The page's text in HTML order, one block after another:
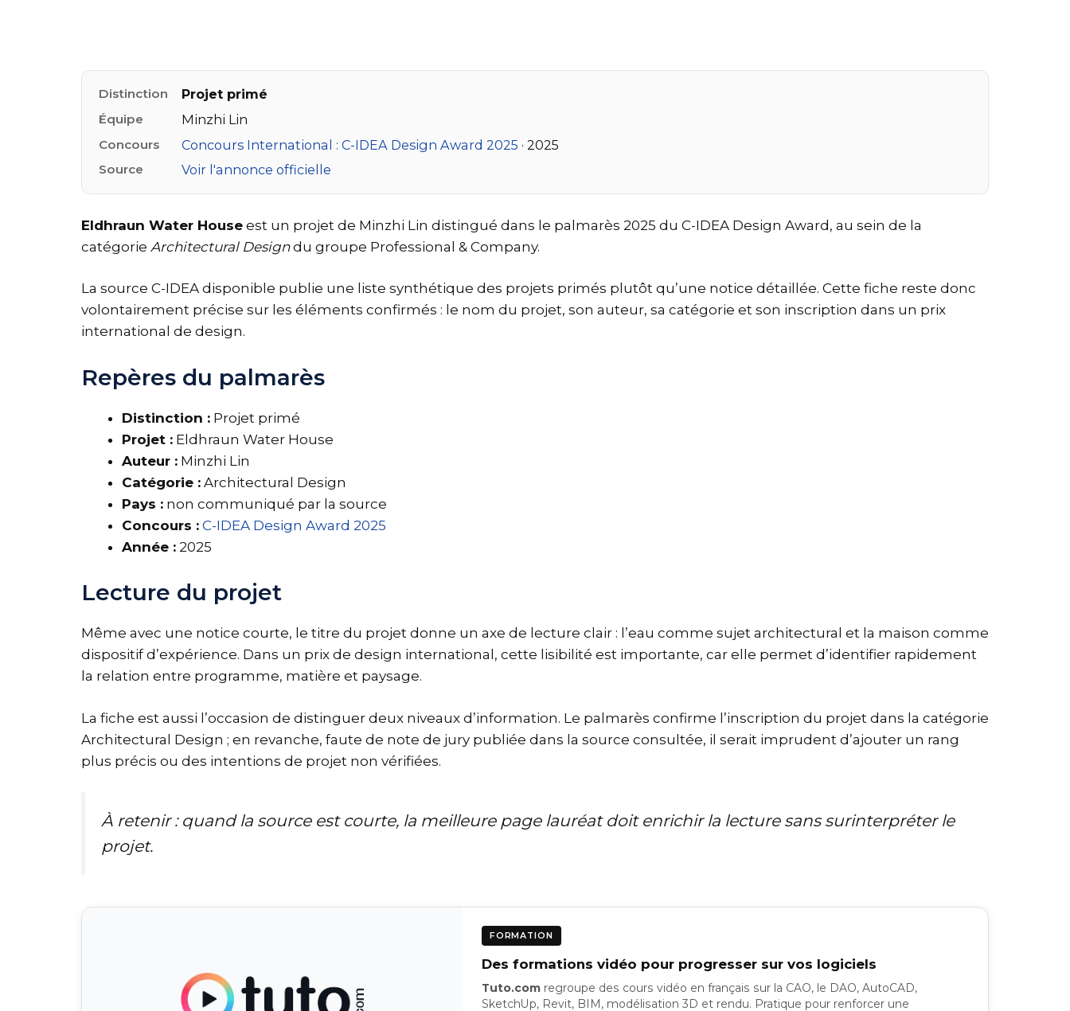
Distinction Projet primé
Équipe Minzhi Lin
Concours Concours International : C-IDEA Design Award 2025 · 2025
Source Voir l'annonce officielle
Eldhraun Water House est un projet de Minzhi Lin distingué dans le palmarès 2025 du C-IDEA Design Award, au sein de la
catégorie Architectural Designdu groupe Professional & Company.
La source C-IDEA disponible publie une liste synthétique des projets primés plutôt qu’une notice détaillée. Cette fiche reste donc
volontairement précise sur les éléments confirmés : le nom du projet, son auteur, sa catégorie et son inscription dans un prix
international de design.
Repères du palmarès
Distinction : Projet primé
Projet : Eldhraun Water House
Auteur : Minzhi Lin
Catégorie : Architectural Design
Pays : non communiqué par la source
Concours : C-IDEA Design Award 2025
Année : 2025
Lecture du projet
Même avec une notice courte, le titre du projet donne un axe de lecture clair : l’eau comme sujet architectural et la maison comme
dispositif d’expérience. Dans un prix de design international, cette lisibilité est importante, car elle permet d’identifier rapidement
la relation entre programme, matière et paysage.
La fiche est aussi l’occasion de distinguer deux niveaux d’information. Le palmarès confirme l’inscription du projet dans la catégorie
Architectural Design ; en revanche, faute de note de jury publiée dans la source consultée, il serait imprudent d’ajouter un rang
plus précis ou des intentions de projet non vérifiées.
À retenir : quand la source est courte, la meilleure page lauréat doit enrichir la lecture sans surinterpréter le
projet.
FORMATION
Des formations vidéo pour progresser sur vos logiciels
Tuto.comregroupe des cours vidéo en français sur la CAO, le DAO, AutoCAD,
SketchUp, Revit, BIM, modélisation 3D et rendu. Pratique pour renforcer une